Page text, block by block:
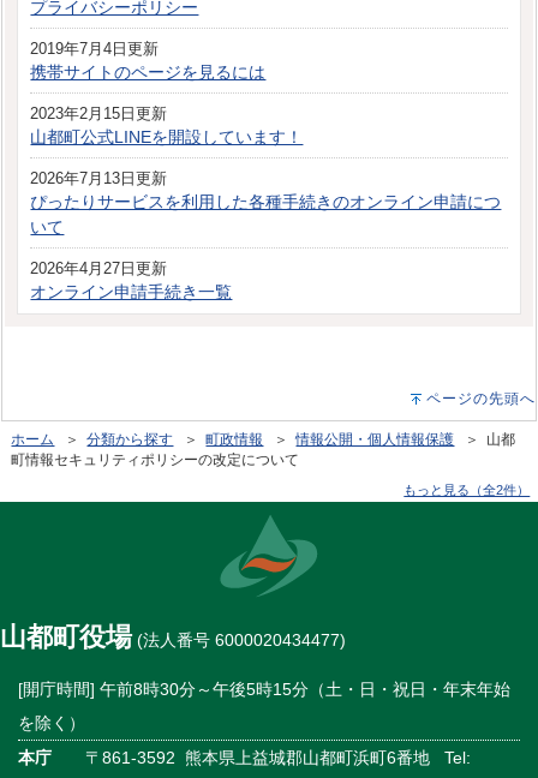
プライバシーポリシー
2019年7月4日更新
携帯サイトのページを見るには
2023年2月15日更新
山都町公式LINEを開設しています！
2026年7月13日更新
ぴったりサービスを利用した各種手続きのオンライン申請につ
いて
2026年4月27日更新
オンライン申請手続き一覧
ページの先頭へ
ホーム ＞分類から探す ＞町政情報 ＞情報公開・個人情報保護 ＞ 山都
町情報セキュリティポリシーの改定について
もっと見る（全2件）
山都町役場(法人番号 6000020434477)
[開庁時間] 午前8時30分～午後5時15分（土・日・祝日・年末年始
を除く）
本庁 〒861-3592 熊本県上益城郡山都町浜町6番地 Tel: